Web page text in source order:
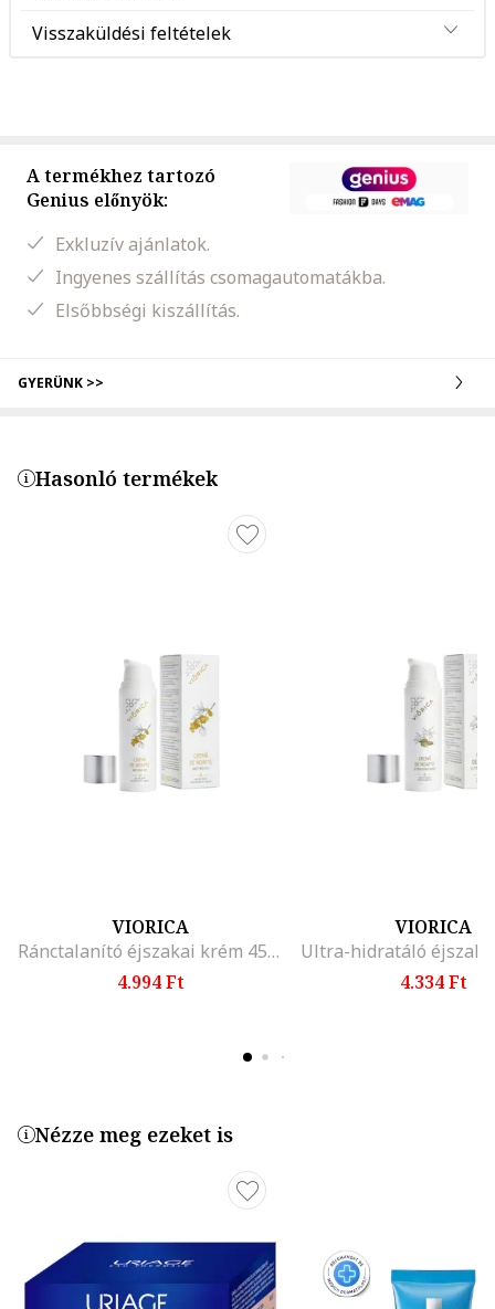
Visszaküldési feltételek
A termékhez tartozó
Genius előnyök:
Exkluzív ajánlatok.
Ingyenes szállítás csomagautomatákba.
Elsőbbségi kiszállítás.
GYERÜNK >>
Hasonló termékek
VIORICA
Ránctalanító éjszakai krém 45+, homoktövis olajjal, 50 ml
4.994 Ft
VIORICA
4.334 Ft
Nézze meg ezeket is